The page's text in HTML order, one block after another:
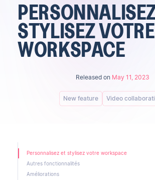
STYLISEZ VOTRE
WORKSPACE
Released on May 11, 2023
New feature Video
Personnalisez et stylisez votre workspace
Autres fonctionnalités
Améliorations